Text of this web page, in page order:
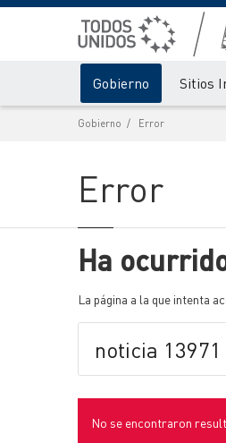
Gobierno Sitios
Gobierno Error
Error
Ha
La página a la que intenta
No se encontraron